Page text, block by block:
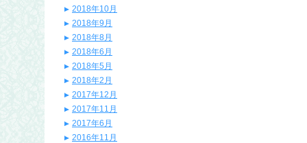
2018年10月
2018年9月
2018年8月
2018年6月
2018年5月
2018年2月
2017年12月
2017年11月
2017年6月
2016年11月